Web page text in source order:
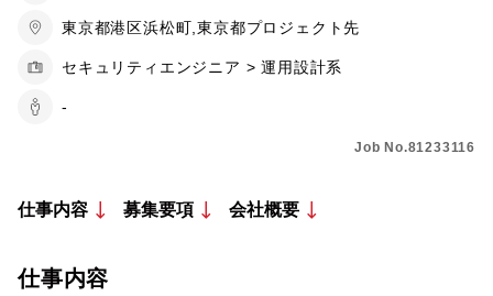
東京都港区浜松町,東京都プロジェクト先
セキュリティエンジニア > 運用設計系
-
Job No.81233116
仕事内容 募集要項 会社概要
仕事内容